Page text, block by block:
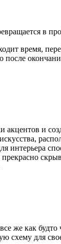
в
время,
акцентов и
интерьера
же как будто
схему для